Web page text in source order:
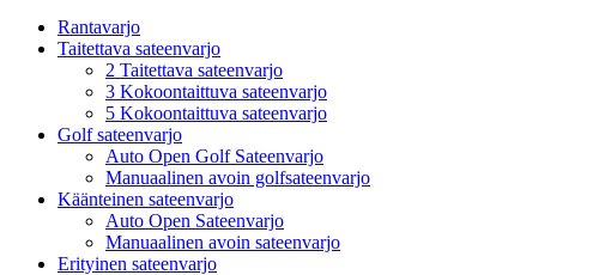
Rantavarjo
Taitettava sateenvarjo
2 Taitettava sateenvarjo
3 Kokoontaittuva sateenvarjo
5 Kokoontaittuva sateenvarjo
Golf sateenvarjo
Auto Open Golf Sateenvarjo
Manuaalinen avoin golfsateenvarjo
Käänteinen sateenvarjo
Auto Open Sateenvarjo
Manuaalinen avoin sateenvarjo
Erityinen sateenvarjo